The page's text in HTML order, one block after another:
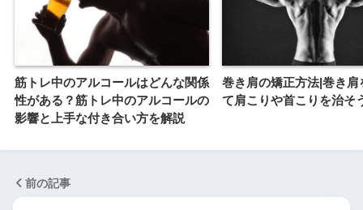
筋トレ中のアルコールはどんな関係
性がある？筋トレ中のアルコールの
影響と上手な付き合い方を解説
巻き肩の矯正方法|巻き肩
て肩こりや首こりを治そ
前の記事